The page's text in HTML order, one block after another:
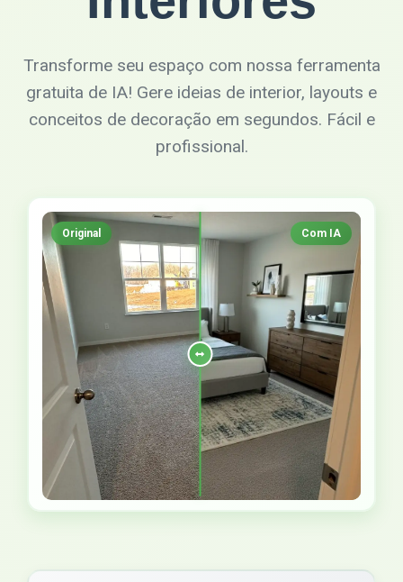
Transforme seu espaço com nossa ferramenta
gratuita de IA! Gere ideias de interior, layouts e
conceitos de decoração em segundos. Fácil e
profissional.
Original Com IA